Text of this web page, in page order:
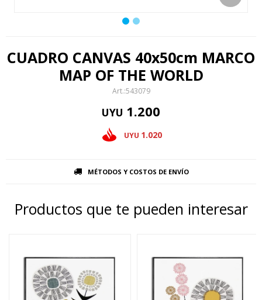
CUADRO CANVAS 40x50cm MARCO
MAP OF THE WORLD
543079
UYU 1.200
UYU 1.020
MÉTODOS Y COSTOS DE ENVÍO
Productos que te pueden interesar